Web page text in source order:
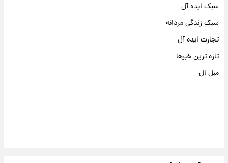
سبک ایده آل
سبک زندگی مردانه
تجارت ایده آل
تازه ترین خبرها
مبل ال